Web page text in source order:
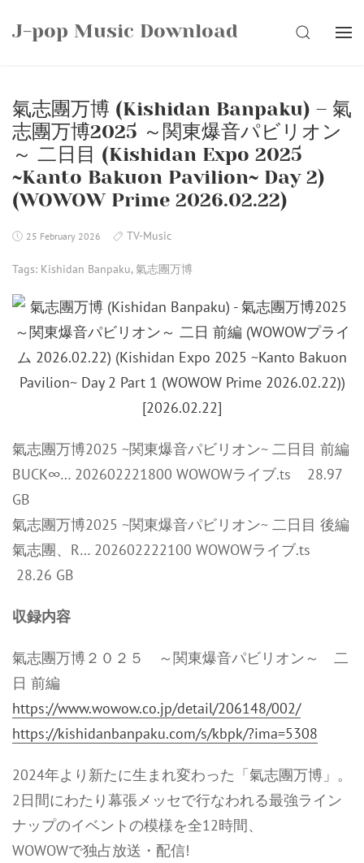
J-pop Music Download SEARCH
氣志團万博 (Kishidan Banpaku) – 氣
志團万博2025 ～関東爆音パビリオン
～ 二日目 (Kishidan Expo 2025
~Kanto Bakuon Pavilion~ Day 2)
(WOWOW Prime 2026.02.22)
25 February 2026 TV-Music
Tags: Kishidan Banpaku,氣志團万博
氣志團万博2025 ~関東爆音パビリオン~ 二日目 前編
BUCK∞… 202602221800 WOWOWライブ.ts 28.97
GB
氣志團万博2025 ~関東爆音パビリオン~ 二日目 後編
氣志團、R… 202602222100 WOWOWライブ.ts
28.26 GB
収録内容
氣志團万博２０２５ ～関東爆音パビリオン～ 二
日 前編
https://www.wowow.co.jp/detail/206148/002/
https://kishidanbanpaku.com/s/kbpk/?ima=5308
2024年より新たに生まれ変わった「氣志團万博」。
2日間にわたり幕張メッセで行なわれる最強ライン
ナップのイベントの模様を全12時間、
WOWOWで独占放送・配信!